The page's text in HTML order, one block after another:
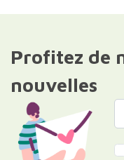
Profitez de
nouvelles